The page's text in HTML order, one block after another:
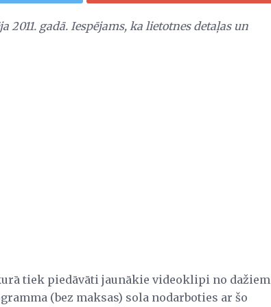
gadā. Iespējams, ka lietotnes detaļas un
tiek piedāvāti jaunākie videoklipi no dažiem
(bez maksas) sola nodarboties ar šo